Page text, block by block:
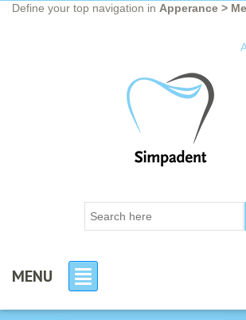
Define your top navigation in Apperance >
MENU